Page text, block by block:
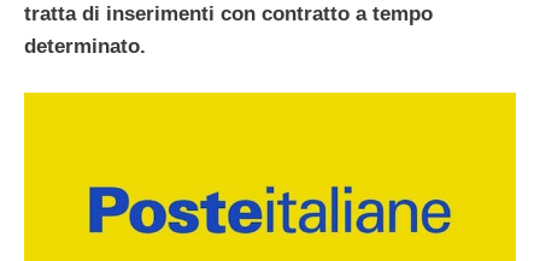
tratta di inserimenti con contratto a tempo
determinato.